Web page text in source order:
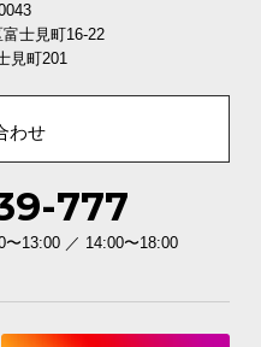
士見町16-22
見町201
わせ
777
13:00 ／ 14:00〜18:00